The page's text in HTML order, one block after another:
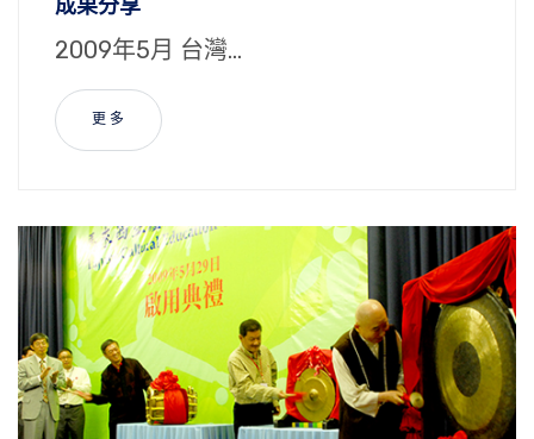
成果分享
2009年5月 台灣...
更 多